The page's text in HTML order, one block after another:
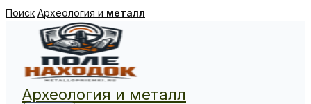
Перейти
содержимому
Поиск Археология и металл
Археология и металл